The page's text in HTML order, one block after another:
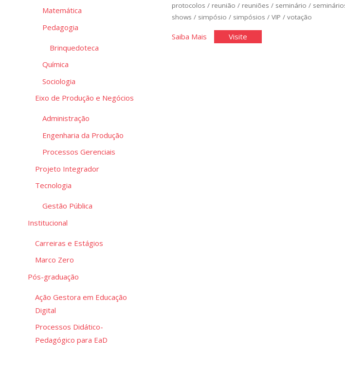
protocolos / reunião / reuniões / seminário /
shows / simpósio / simpósios / VIP / votação
Saiba Mais"Glossário
Visite"Glossário
Matemática
Pedagogia
Brinquedoteca
Química
Sociologia
Eixo de Produção e Negócios
Administração
Engenharia da Produção
Processos Gerenciais
Projeto Integrador
Tecnologia
Gestão Pública
Institucional
Carreiras e Estágios
Marco Zero
Pós-graduação
Ação Gestora em Educação
Digital
Processos Didático-
Pedagógico para EaD